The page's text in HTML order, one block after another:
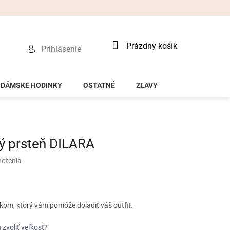
Prihlásenie
Nákupný
Prázdny košík
DÁMSKE HODINKY OSTATNÉ ZĽAVY
prsteň DILARA
ktorý vám pomôže doladiť váš outfit.
zvoliť veľkosť?